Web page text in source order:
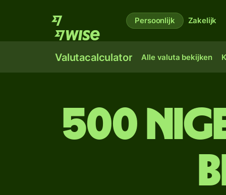
Persoonlijk Zakelijk
Valutacalculator Alle valuta bekijken
500